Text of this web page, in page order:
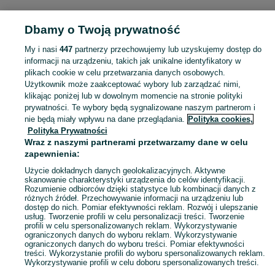
waga okna tucznik za darmo waga towarowa
Skorzystaj z największego serwisu ogłoszeniowego - Przybówka i okolice! Kupuj to, czego pragniesz i sprzedawaj to, czego już nie potrzebujesz! Zobacz
Mapa kategorii
Mapa miejscowości
Mapa ministron
Popularne wyszukiwania
Dbamy o Twoją prywatność
My i nasi 447partnerzy przechowujemy lub uzyskujemy dostęp do
informacji na urządzeniu, takich jak unikalne identyfikatory w
plikach cookie w celu przetwarzania danych osobowych.
Użytkownik może zaakceptować wybory lub zarządzać nimi,
klikając poniżej lub w dowolnym momencie na stronie polityki
prywatności. Te wybory będą sygnalizowane naszym partnerom i
nie będą miały wpływu na dane przeglądania. Polityka cookies,
Polityka Prywatności
Wraz z naszymi partnerami przetwarzamy dane w celu
zapewnienia:
Użycie dokładnych danych geolokalizacyjnych. Aktywne
skanowanie charakterystyki urządzenia do celów identyfikacji.
Rozumienie odbiorców dzięki statystyce lub kombinacji danych z
różnych źródeł. Przechowywanie informacji na urządzeniu lub
dostęp do nich. Pomiar efektywności reklam. Rozwój i ulepszanie
usług. Tworzenie profili w celu personalizacji treści. Tworzenie
profili w celu spersonalizowanych reklam. Wykorzystywanie
ograniczonych danych do wyboru reklam. Wykorzystywanie
ograniczonych danych do wyboru treści. Pomiar efektywności
treści. Wykorzystanie profili do wyboru spersonalizowanych reklam.
Wykorzystywanie profili w celu doboru spersonalizowanych treści.